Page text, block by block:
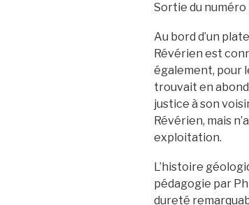
Sortie du numéro
Au bord d’un
Révérien est
également, pour
trouvait en
justice à son
Révérien, mais
exploitation.
L’histoire
pédagogie par
dureté